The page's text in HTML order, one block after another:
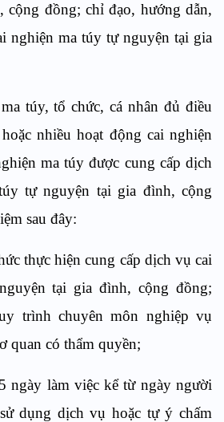
cộng đồng; chỉ đạo, hướng dẫn,
nghiện ma túy tự nguyện tại gia
túy, tổ chức, cá nhân đủ điều
nhiều hoạt động cai nghiện
ma túy được cung cấp dịch
tự nguyện tại gia đình, cộng
sau đây:
thực hiện cung cấp dịch vụ cai
tại gia đình, cộng đồng;
trình chuyên môn nghiệp vụ
quan có thẩm quyền;
ngày làm việc kể từ ngày người
dụng dịch vụ hoặc tự ý chấm